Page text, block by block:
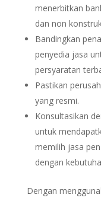
menerbitkan
dan non
Bandingkan
penyedia jasa
persyaratan
Pastikan
yang resmi.
Konsultasikan
untuk
memilih jasa
dengan
Dengan